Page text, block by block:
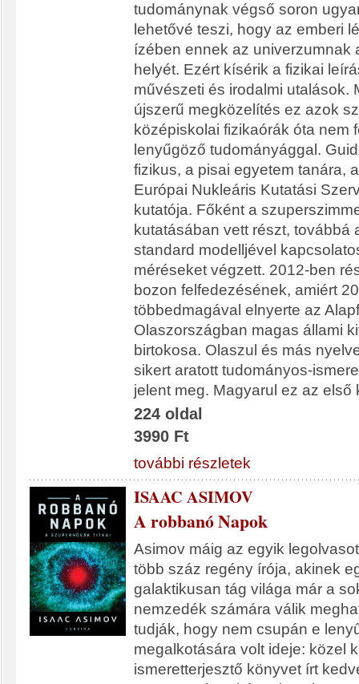
tudománynak végső soron
lehetővé teszi, hogy az emberi
ízében ennek az univerzumnak
helyét. Ezért kísérik a fizikai
művészeti és irodalmi utalások.
újszerű megközelítés ez azok
középiskolai fizikaórák óta nem
lenyűgöző tudományággal.
fizikus, a pisai egyetem tanára,
Európai Nukleáris Kutatási
kutatója. Főként a
kutatásában vett részt, továbbá
standard modelljével
méréseket végzett. 2012-ben
bozon felfedezésének, amiért
többedmagával elnyerte az
Olaszországban magas állami
birtokosa. Olaszul és más
sikert aratott tudományos-
jelent meg. Magyarul ez az első
224 oldal
3990 Ft
további részletek
ISAAC ASIMOV
A robbanó Napok
Asimov máig az egyik
több száz regény írója, akinek
galaktikusan tág világa már a
nemzedék számára válik
tudják, hogy nem csupán e
megalkotására volt ideje: közel
ismeretterjesztő könyvet írt